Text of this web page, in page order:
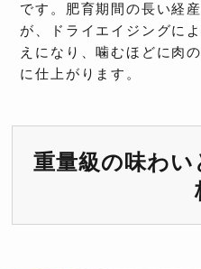
です。肥育期間の長い経
が、ドライエイジングに
えになり、噛むほどに肉
に仕上がります。
重量級の味わい